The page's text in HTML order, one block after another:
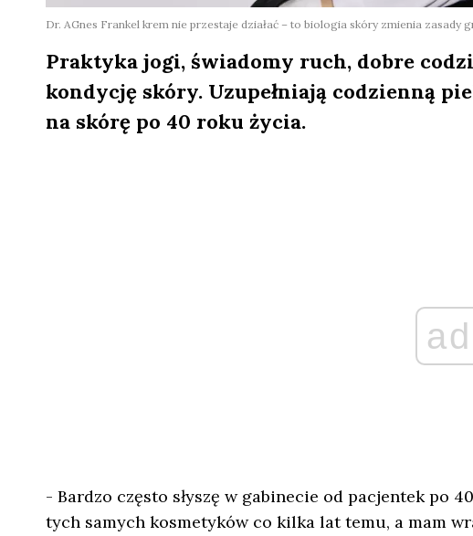
Dr. AGnes Frankel krem nie przestaje działać – to biologia skóry zmienia zasady
Praktyka jogi, świadomy ruch, dobre
kondycję skóry. Uzupełniają codzienną
na skórę po 40 roku życia.
ad
- Bardzo często słyszę w gabinecie od pacjentek po
tych samych kosmetyków co kilka lat temu, a mam